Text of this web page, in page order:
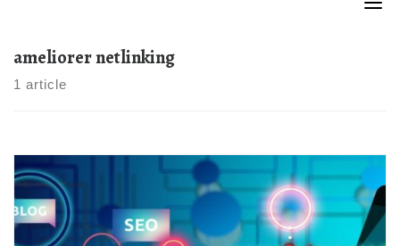
ameliorer netlinking
1 article